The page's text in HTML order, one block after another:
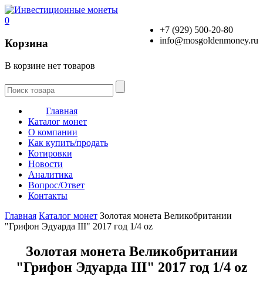
+7 (929) 500-20-80
info@mosgoldenmoney.ru
0
Корзина
В корзине нет товаров
Главная
Каталог монет
О компании
Как купить/продать
Котировки
Новости
Аналитика
Вопрос/Ответ
Контакты
Главная Каталог монет Золотая монета Великобритании
"Грифон Эдуарда III" 2017 год 1/4 oz
Золотая монета Великобритании
"Грифон Эдуарда III" 2017 год 1/4 oz